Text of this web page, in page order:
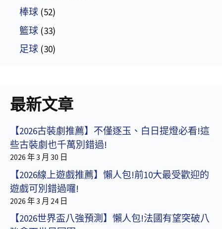
棒球 (52)
籃球 (33)
足球 (30)
最新文章
【2026古裝劇推薦】不僅逐玉、白日提燈必看!這
些古裝劇也千萬別錯過!
2026 年 3 月 30 日
【2026線上遊戲推薦】懶人包!前10大最受歡迎的
遊戲可別錯過囉!
2026 年 3 月 24 日
【2026世界盃八強預測】懶人包!法國有望突破八